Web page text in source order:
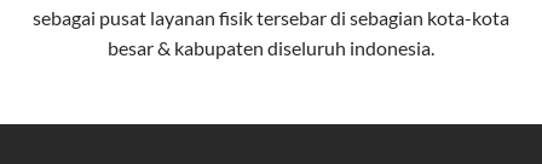
sebagai pusat layanan fisik tersebar di sebagian kota-kota
besar & kabupaten diseluruh indonesia.